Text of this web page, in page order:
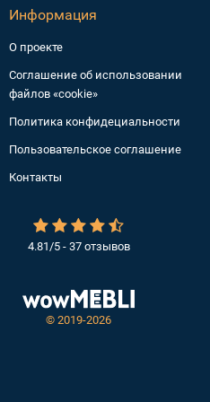
© 2019-2026
4.81/5 - 37 отзывов
Информация
О проекте
Соглашение об использовании
файлов «cookie»
Политика конфидециальности
Пользовательское соглашение
Контакты